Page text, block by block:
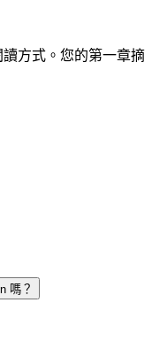
讀方式。您的第一章摘
嗎？